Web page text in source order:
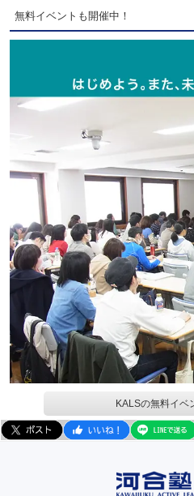
無料イベントも開催中！
KALSの無料イベ